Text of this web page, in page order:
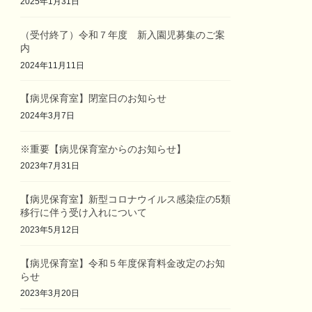
（受付終了）令和７年度 新入園児募集のご案
内
2024年11月11日
【病児保育室】閉室日のお知らせ
2024年3月7日
※重要【病児保育室からのお知らせ】
2023年7月31日
【病児保育室】新型コロナウイルス感染症の5類
移行に伴う受け入れについて
2023年5月12日
【病児保育室】令和５年度保育料金改定のお知
らせ
2023年3月20日